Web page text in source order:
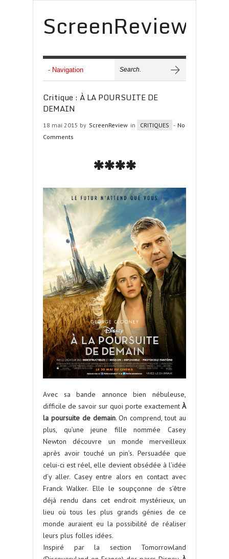
ScreenReview
Critique : À LA POURSUITE DE
DEMAIN
18 mai 2015 by ScreenReview in CRITIQUES - No
Comments
****
Avec sa bande annonce bien nébuleuse,
difficile de savoir sur quoi porte exactement À
la poursuite de demain. On comprend, tout au
plus, qu’une jeune fille nommée Casey
Newton découvre un monde merveilleux
après avoir touché un pin’s. Persuadée que
celui-ci est réel, elle devient obsédée à l’idée
d’y aller. Casey entre alors en contact avec
Franck Walker. Elle le soupçonne de s’être
déjà rendu dans cet endroit mystérieux, un
lieu où tous les plus grands génies de ce
monde auraient eu la possibilité de réaliser
leurs plus folles idées.
Inspiré par la section Tomorrowland